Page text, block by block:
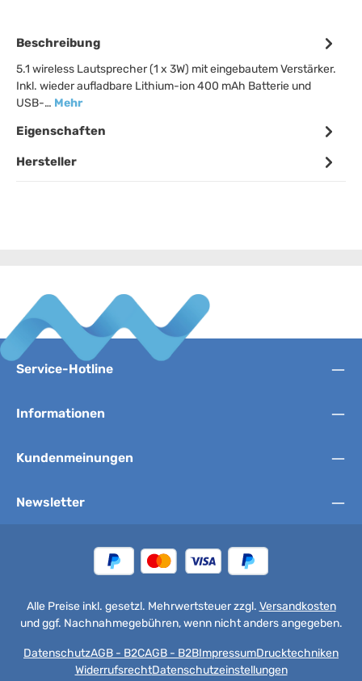
Beschreibung
5.1 wireless Lautsprecher (1 x 3W) mit eingebautem Verstärker.
Inkl. wieder aufladbare Lithium-ion 400 mAh Batterie und
USB-… Mehr
Eigenschaften
Hersteller
Service-Hotline
Informationen
Kundenmeinungen
Newsletter
Alle Preise inkl. gesetzl. Mehrwertsteuer zzgl. Versandkosten
und ggf. Nachnahmegebühren, wenn nicht anders angegeben.
DatenschutzAGB - B2CAGB - B2BImpressumDrucktechniken
WiderrufsrechtDatenschutzeinstellungen